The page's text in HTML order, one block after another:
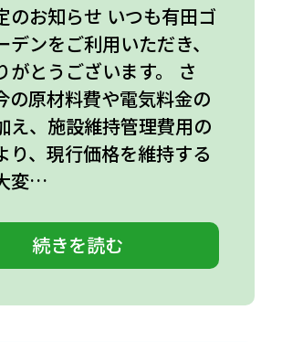
のお知らせ いつも有田ゴ
デンをご利用いただき、
がとうございます。 さ
の原材料費や電気料金の
え、施設維持管理費用の
り、現行価格を維持する
変…
続きを読む